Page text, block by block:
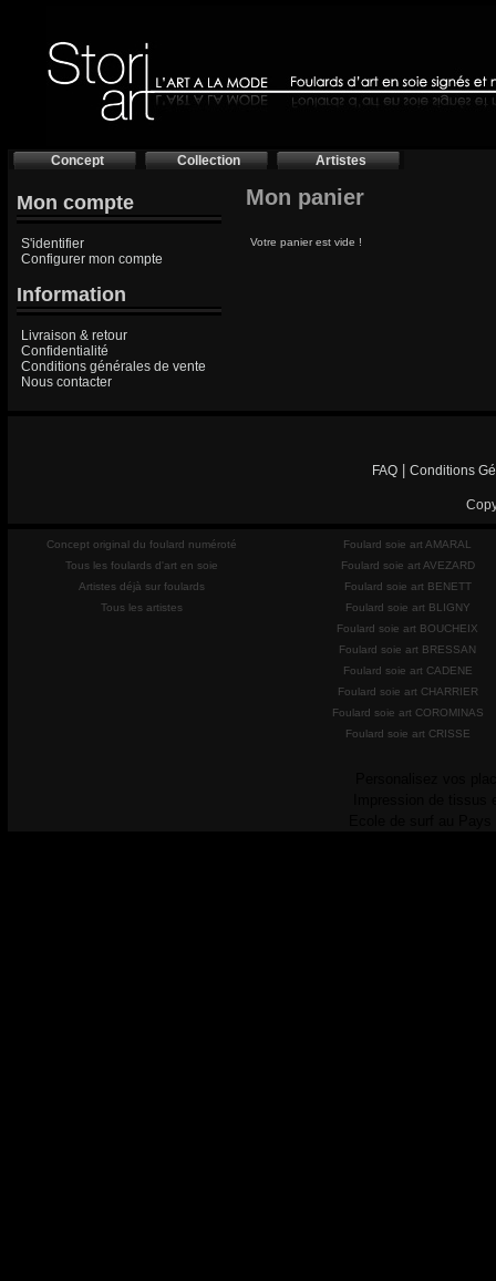
Concept Collection Artistes
Mon compte
S'identifier
Configurer mon compte
Information
Livraison & retour
Confidentialité
Conditions générales de vente
Nous contacter
Mon panier
Votre panier est vide !
FAQ Conditions
Concept original du foulard numéroté
Tous les foulards d'art en soie
Artistes déjà sur foulards
Tous les artistes
Foulard soie art AMARAL
Foulard soie art AVEZARD
Foulard soie art BENETT
Foulard soie art BLIGNY
Foulard soie art BOUCHEIX
Foulard soie art BRESSAN
Foulard soie art CADENE
Foulard soie art CHARRIER
Foulard soie art COROMINAS
Foulard soie art CRISSE